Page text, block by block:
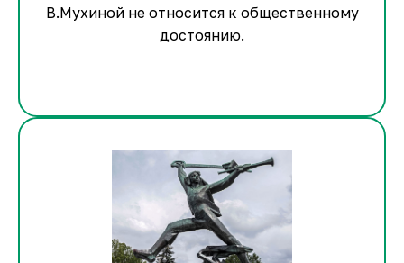
В.Мухиной не относится к общественному
достоянию.